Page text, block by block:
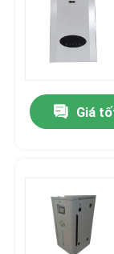
Các sản phẩm
Về chúng tôi
Tham quan
Liên hệ
Giá